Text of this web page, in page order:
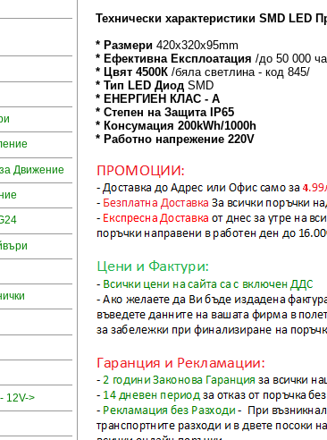
Движение
12V->
Технически характеристики SMD LED
* Размери 420х320х95mm
* Ефективна Експлоатация /до 50 000
* Цвят 4500К /бяла светлина - код 845/
* Тип LED Диод SMD
* ЕНЕРГИЕН КЛАС - А
* Степен на Защита IP65
* Консумация 200kWh/1000h
* Работно напрежение 220V